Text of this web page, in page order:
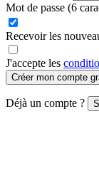
Mot de passe (6
Recevoir les
J'accepte les
Créer mon compte
Déjà un compte ?